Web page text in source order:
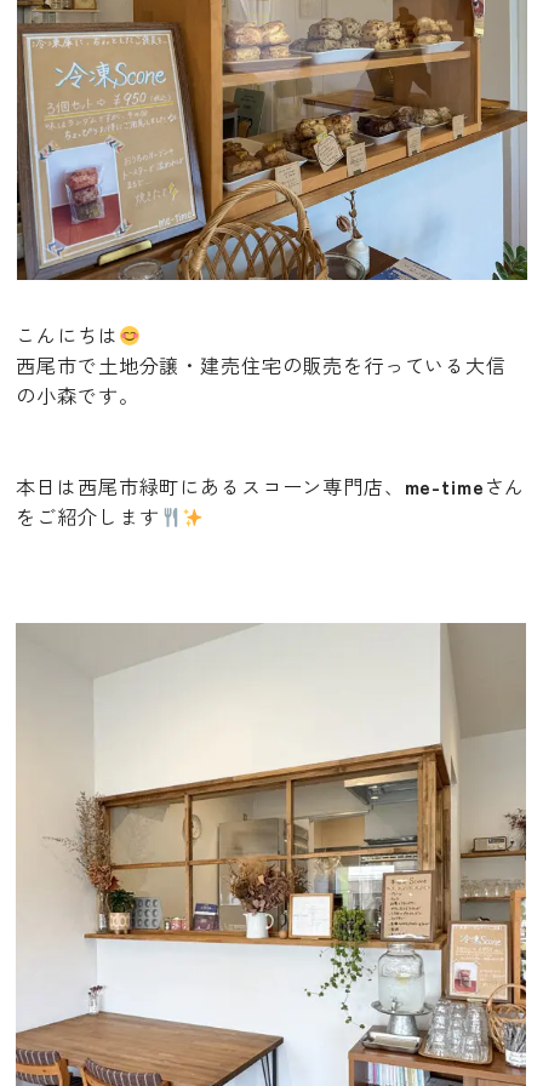
こんにちは
西尾市で土地分譲・建売住宅の販売を行っている大信
の小森です。
本日は西尾市緑町にあるスコーン専門店、 me-timeさん
をご紹介します